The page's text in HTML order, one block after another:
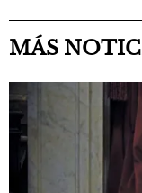
MÁS